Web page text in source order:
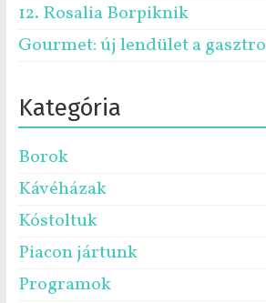
12. Rosalia Borpiknik
Gourmet: új lendület a
Kategória
Borok
Kávéházak
Kóstoltuk
Piacon jártunk
Programok